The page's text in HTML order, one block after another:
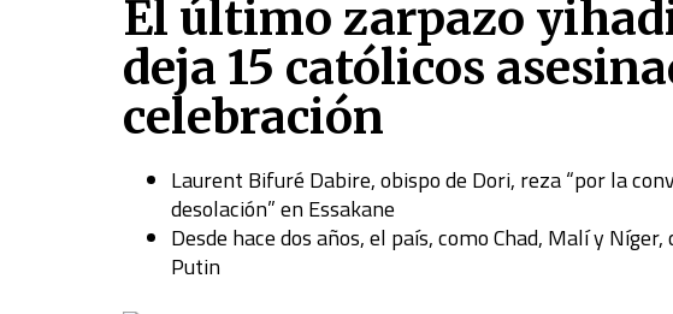
El último zarpazo
deja 15 católicos
celebración
Laurent Bifuré Dabire, obispo de Dori, reza “por la
desolación” en Essakane
Desde hace dos años, el país, como Chad, Malí y
Putin